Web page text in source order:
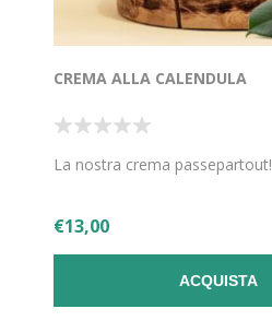
CREMA ALLA CALENDULA
La nostra crema passepartout!
€13,00
ACQUISTA